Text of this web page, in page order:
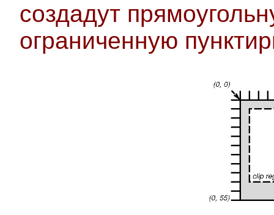
создадут
ограниченную